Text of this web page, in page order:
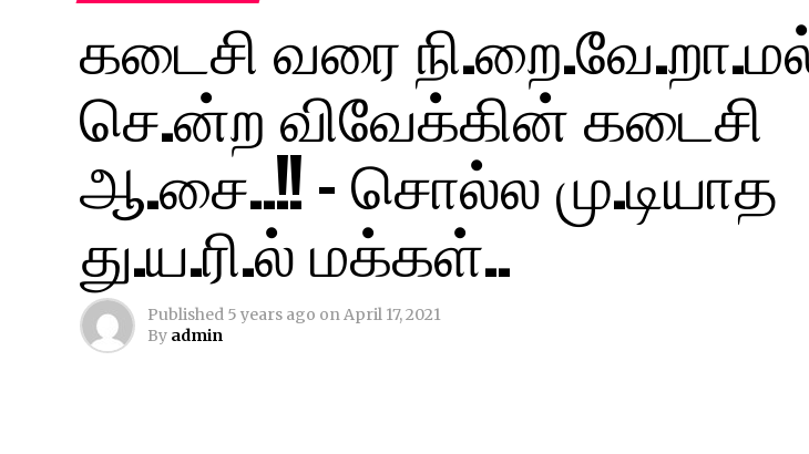
கடைசி வரை
செ.ன்ற விவேக்கின் கடைசி
ஆ.சை..!! – சொல்ல மு.டியாத
து.ய.ரி.ல் மக்கள்..
Published 5 years ago onApril 17, 2021
By admin